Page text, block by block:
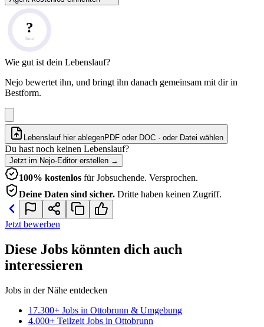
?
Note
Wie gut ist dein Lebenslauf?
Nejo bewertet ihn, und bringt ihn danach gemeinsam mit dir in
Bestform.
Lebenslauf hier ablegenPDF oder DOC · oder Datei wählen
Du hast noch keinen Lebenslauf?
Jetzt im Nejo-Editor erstellen →
100% kostenlos für Jobsuchende. Versprochen.
Deine Daten sind sicher. Dritte haben keinen Zugriff.
Jetzt bewerben
Diese Jobs könnten dich auch
interessieren
Jobs in der Nähe entdecken
17.300+ Jobs in Ottobrunn & Umgebung
4.000+ Teilzeit Jobs in Ottobrunn